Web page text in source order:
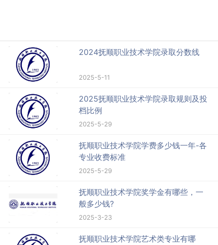
2024抚顺职业技术学院录取分数线
2025-5-11
2025抚顺职业技术学院录取规则及投
档比例
2025-5-29
抚顺职业技术学院学费多少钱一年-各
专业收费标准
2025-5-29
抚顺职业技术学院奖学金有哪些，一
般多少钱?
2025-3-23
抚顺职业技术学院艺术类专业有哪